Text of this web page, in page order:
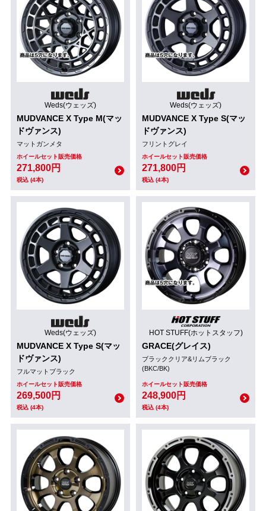
Weds(ウェッズ)
MUDVANCE X Type M(マッ
ドヴァンス)
マットガンメタ
ホイールセット販売価格
271,800円
税込 (4本)
Weds(ウェッズ)
MUDVANCE X Type S(マッ
ドヴァンス)
フリントグレイ
ホイールセット販売価格
271,800円
税込 (4本)
Weds(ウェッズ)
MUDVANCE X Type S(マッ
ドヴァンス)
フルマットブラック
ホイールセット販売価格
269,500円
税込 (4本)
HOT STUFF(ホットスタッフ)
GRACE(グレイス)
ブラッククリア&リムブラック
(BKC/BK)
ホイールセット販売価格
248,900円
税込 (4本)